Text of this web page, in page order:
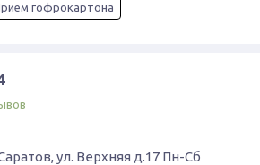
гофрокартона
ул. Верхняя д.17 Пн-Сб